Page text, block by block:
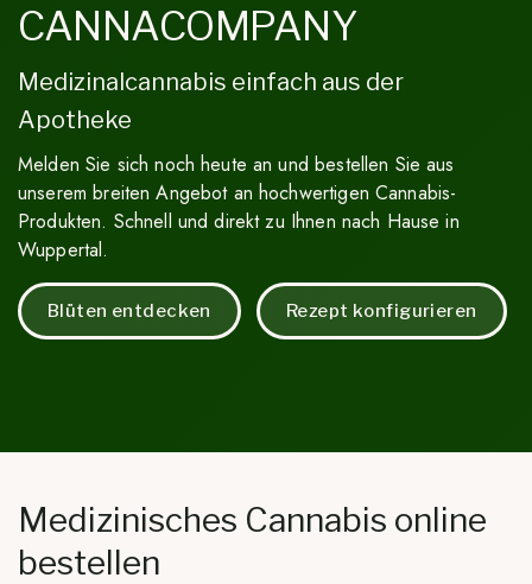
CANNACOMPANY
Medizinalcannabis einfach aus der
Apotheke
Melden Sie sich noch heute an und bestellen Sie aus
unserem breiten Angebot an hochwertigen Cannabis-
Produkten. Schnell und direkt zu Ihnen nach Hause in
Wuppertal.
Blüten entdecken Rezept konfigurieren
Medizinisches Cannabis online
bestellen